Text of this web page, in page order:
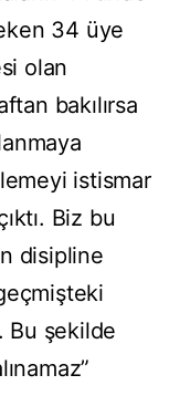
34 üye
olan
bakılırsa
istismar
Biz bu
disipline
Bu şekilde